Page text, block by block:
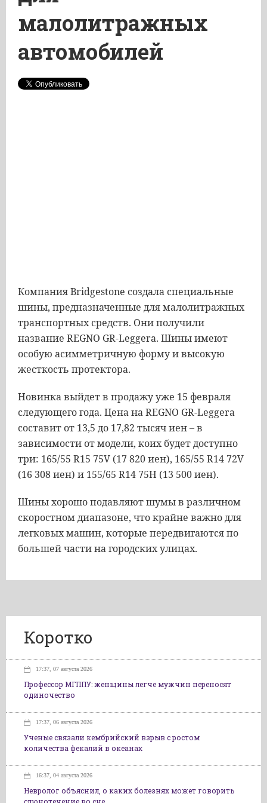
малолитражных
автомобилей
Компания Bridgestone создала специальные
шины, предназначенные для малолитражных
транспортных средств. Они получили
название REGNO GR-Leggera. Шины имеют
особую асимметричную форму и высокую
жесткость протектора.
Новинка выйдет в продажу уже 15 февраля
следующего года. Цена на REGNO GR-Leggera
составит от 13,5 до 17,82 тысяч иен – в
зависимости от модели, коих будет доступно
три: 165/55 R15 75V (17 820 иен), 165/55 R14 72V
(16 308 иен) и 155/65 R14 75H (13 500 иен).
Шины хорошо подавляют шумы в различном
скоростном диапазоне, что крайне важно для
легковых машин, которые передвигаются по
большей части на городских улицах.
Коротко
17:37, 07 августа 2026
Профессор МГППУ: женщины легче мужчин переносят
одиночество
17:37, 06 августа 2026
Ученые связали кембрийский взрыв с ростом
количества фекалий в океанах
16:37, 04 августа 2026
Невролог объяснил, о каких болезнях может говорить